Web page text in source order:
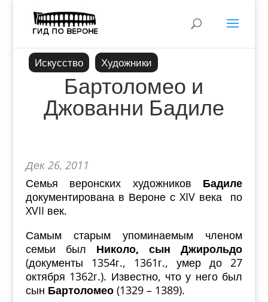
Искусство Художники
Бартоломео и
Джованни Бадиле
Дек 26, 2011
Семья веронских художников Бадиле
документирована в Вероне с XIV века по
XVII век.
Самым старым упоминаемым членом
семьи был Николо, сын Джирольдо
(документы 1354г., 1361г., умер до 27
октября 1362г.). Известно, что у него был
сын Бартоломео(1329 – 1389).